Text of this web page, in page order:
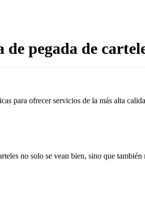
de pegada de
para ofrecer servicios de la más alta
no solo se vean bien, sino que